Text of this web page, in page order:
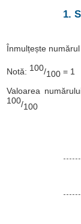
1.
Înmulțește numărul
Notă: 100/100 = 1
Valoarea
100/100